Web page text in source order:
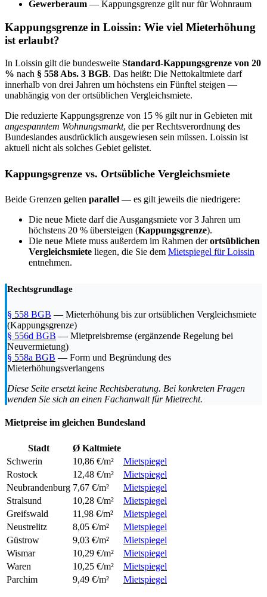
Gewerberaum — Kappungsgrenze gilt nur für Wohnraum
Kappungsgrenze in Loissin: Wie viel Mieterhöhung
ist erlaubt?
In Loissin gilt die bundesweite Standard-Kappungsgrenze von 20
% nach § 558 Abs. 3 BGB. Das heißt: Die Nettokaltmiete darf
innerhalb von drei Jahren um höchstens ein Fünftel steigen —
unabhängig von der ortsüblichen Vergleichsmiete.
Die reduzierte Kappungsgrenze von 15 % gilt nur in Gebieten mit
angespanntem Wohnungsmarkt, die per Rechtsverordnung des
Bundeslandes ausdrücklich ausgewiesen sein müssen. Loissin ist
aktuell nicht als solches Gebiet gelistet.
Kappungsgrenze vs. Ortsübliche Vergleichsmiete
Beide Grenzen gelten parallel — es gilt jeweils die niedrigere:
Die neue Miete darf die Ausgangsmiete vor 3 Jahren um
höchstens 20 % übersteigen (Kappungsgrenze).
Die neue Miete muss außerdem im Rahmen derortsüblichen
Vergleichsmiete liegen, die Sie dem Mietspiegel für Loissin
entnehmen.
Rechtsgrundlage
§ 558 BGB — Mieterhöhung bis zur ortsüblichen Vergleichsmiete
(Kappungsgrenze)
§ 556d BGB — Mietpreisbremse (ergänzende Regelung bei
Neuvermietung)
§ 558a BGB — Form und Begründung des
Mieterhöhungsverlangens
Diese Seite ersetzt keine Rechtsberatung. Bei konkreten Fragen
wenden Sie sich an einen Fachanwalt für Mietrecht.
Mietpreise im gleichen Bundesland
Stadt
Ø Kaltmiete
Schwerin
10,86 €/m²
Mietspiegel
Rostock
12,48 €/m²
Mietspiegel
Neubrandenburg 7,67 €/m²
Mietspiegel
Stralsund
10,28 €/m²
Mietspiegel
Greifswald
11,98 €/m²
Mietspiegel
Neustrelitz
8,05 €/m²
Mietspiegel
Güstrow
9,03 €/m²
Mietspiegel
Wismar
10,29 €/m²
Mietspiegel
Waren
10,25 €/m²
Mietspiegel
Parchim
9,49 €/m² Mietspiegel